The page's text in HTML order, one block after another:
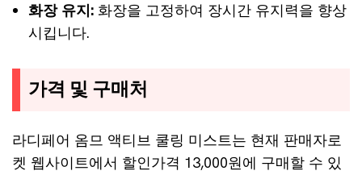
화장 유지: 화장을 고정하여 장시간 유지력을 향상
시킵니다.
가격 및 구매처
라디페어 옴므 액티브 쿨링 미스트는 현재 판매자로
켓 웹사이트에서 할인가격 13,000원에 구매할 수 있